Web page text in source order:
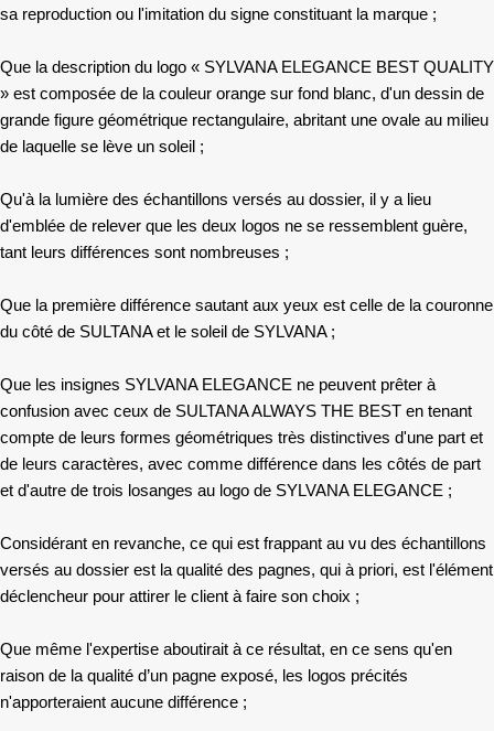
sa reproduction ou l'imitation du signe constituant la marque ;
Que la description du logo « SYLVANA ELEGANCE BEST QUALITY
» est composée de la couleur orange sur fond blanc, d'un dessin de
grande figure géométrique rectangulaire, abritant une ovale au milieu
de laquelle se lève un soleil ;
Qu'à la lumière des échantillons versés au dossier, il y a lieu
d'emblée de relever que les deux logos ne se ressemblent guère,
tant leurs différences sont nombreuses ;
­Que la première différence sautant aux yeux est celle de la couronne
du côté de SULTANA et le soleil de SYLVANA ;
Que les insignes SYLVANA ELEGANCE ne peuvent prêter à
confusion avec ceux de SULTANA ALWAYS THE BEST en tenant
compte de leurs formes géométriques très distinctives d'une part et
de leurs caractères, avec comme différence dans les côtés de part
et d'autre de trois losanges au logo de SYLVANA ELEGANCE ;
Considérant en revanche, ce qui est frappant au vu des échantillons
versés au dossier est la qualité des pagnes, qui à priori, est l'élément
déclencheur pour attirer le client à faire son choix ;
Que même l'expertise aboutirait à ce résultat, en ce sens qu'en
raison de la qualité d’un pagne exposé, les logos précités
n'apporteraient aucune différence ;